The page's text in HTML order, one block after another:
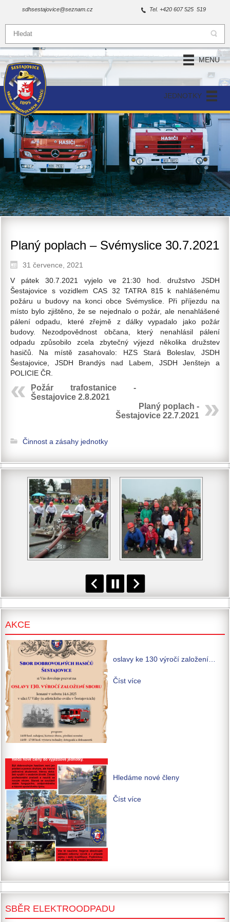
sdhsestajovice@seznam.cz Tel. +420 607 525 519
MENU
JEDNOTKY
Planý poplach – Svémyslice 30.7.2021
31 července, 2021
V pátek 30.7.2021 vyjelo ve 21:30 hod. družstvo JSDH
Šestajovice s vozidlem CAS 32 TATRA 815 k nahlášenému
požáru u budovy na konci obce Svémyslice. Při příjezdu na
místo bylo zjištěno, že se nejednalo o požár, ale nenahlášené
pálení odpadu, které zřejmě z dálky vypadalo jako požár
budovy. Nezodpovědnost občana, který nenahlásil pálení
odpadu způsobilo zcela zbytečný výjezd několika družstev
hasičů. Na místě zasahovalo: HZS Stará Boleslav, JSDH
Šestajovice, JSDH Brandýs nad Labem, JSDH Jenštejn a
POLICIE ČR.
Požár trafostanice -
Šestajovice 2.8.2021
Planý poplach -
Šestajovice 22.7.2021
Činnost a zásahy jednotky
AKCE
oslavy ke 130 výročí založení…
Číst více
Hledáme nové členy
Číst více
SBĚR ELEKTROODPADU